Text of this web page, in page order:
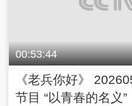
00:53:44
《老兵你好》
节目 “以青春的名义